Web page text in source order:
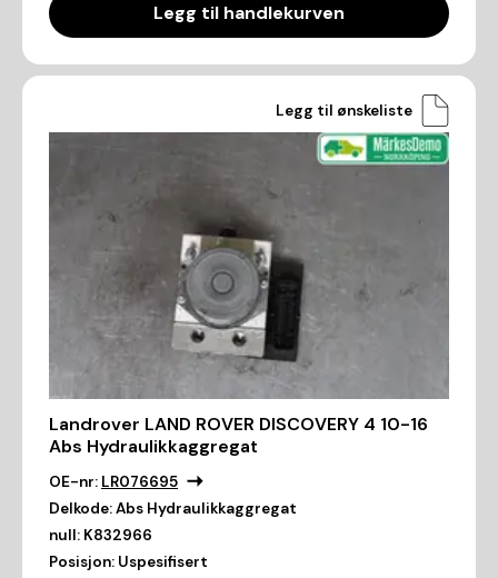
Legg til handlekurven
Legg til ønskeliste
Landrover LAND ROVER DISCOVERY 4 10-16
Abs Hydraulikkaggregat
OE-nr: LR076695
Delkode:Abs Hydraulikkaggregat
null: K832966
Posisjon: Uspesifisert